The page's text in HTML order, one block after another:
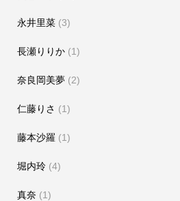
永井里菜(3)
長瀬りりか(1)
奈良岡美夢(2)
仁藤りさ (1)
藤本沙羅(1)
堀内玲(4)
真奈 (1)